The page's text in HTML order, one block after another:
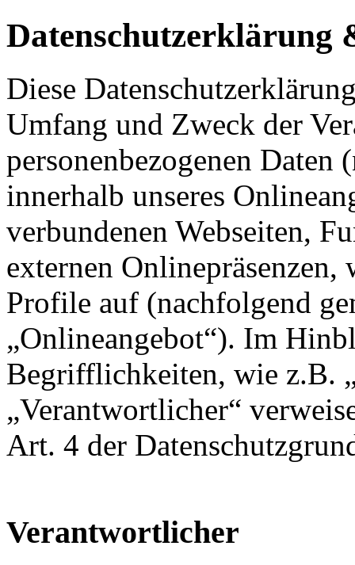
Datenschutzerklärung
Diese
Umfang und Zweck der
personenbezogenen Daten
innerhalb unseres
verbundenen Webseiten,
externen
Profile auf (nachfolgend
„Onlineangebot“). Im
Begrifflichkeiten, wie z.B.
„Verantwortlicher“
Art. 4 der
Verantwortlicher